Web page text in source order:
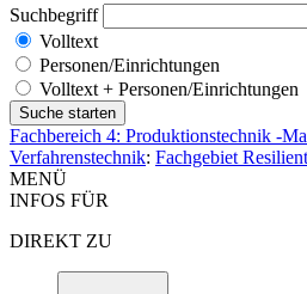
Suchbegriff
Volltext
Personen/Einrichtungen
Volltext + Personen/Einrichtungen
Fachbereich 4: Produktionstechnik -
Verfahrenstechnik: Fachgebiet
MENÜ
INFOS FÜR
DIREKT ZU